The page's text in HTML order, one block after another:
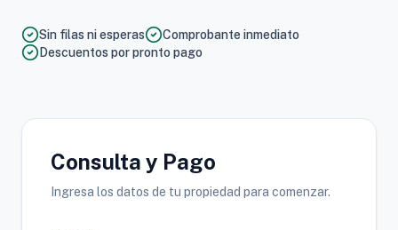
Sin filas ni esperas
Comprobante inmediato
Descuentos por pronto pago
Consulta y Pago
Ingresa los datos de tu propiedad para comenzar.